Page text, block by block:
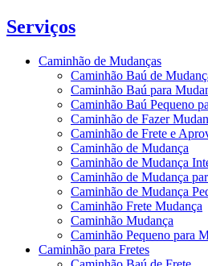
Serviços
Caminhão de Mudanças
Caminhão Baú de
Caminhão Baú para
Caminhão Baú Pequeno
Caminhão de Fazer
Caminhão de Frete e
Caminhão de Mudança
Caminhão de Mudança
Caminhão de Mudança
Caminhão de Mudança
Caminhão Frete Mudança
Caminhão Mudança
Caminhão Pequeno para
Caminhão para Fretes